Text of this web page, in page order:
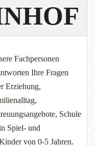
Fachpersonen
Ihre Fragen
Erziehung,
Schule
Spiel- und
von 0-5 Jahren.